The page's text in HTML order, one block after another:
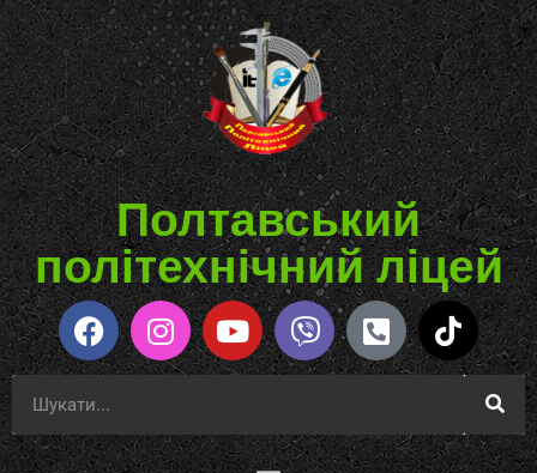
Полтавський
політехнічний ліцей